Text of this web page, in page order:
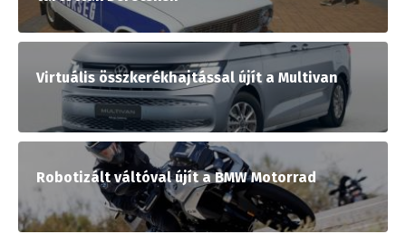
Virtuális összkerékhajtással újít a Multivan
Robotizált váltóval újít a BMW Motorrad